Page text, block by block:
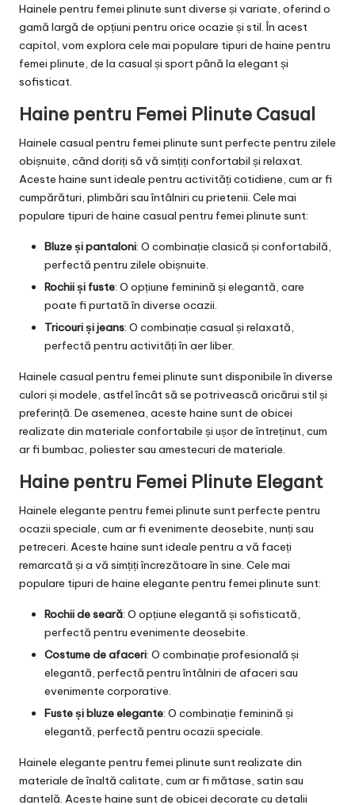
Hainele pentru femei plinute sunt diverse și variate, oferind o
gamă largă de opțiuni pentru orice ocazie și stil. În acest
capitol, vom explora cele mai populare tipuri de haine pentru
femei plinute, de la casual și sport până la elegant și
sofisticat.
Haine pentru Femei Plinute Casual
Hainele casual pentru femei plinute sunt perfecte pentru zilele
obișnuite, când doriți să vă simțiți confortabil și relaxat.
Aceste haine sunt ideale pentru activități cotidiene, cum ar fi
cumpărături, plimbări sau întâlniri cu prietenii. Cele mai
populare tipuri de haine casual pentru femei plinute sunt:
Bluze și pantaloni: O combinație clasică și confortabilă,
perfectă pentru zilele obișnuite.
Rochii și fuste: O opțiune feminină și elegantă, care
poate fi purtată în diverse ocazii.
Tricouri și jeans: O combinație casual și relaxată,
perfectă pentru activități în aer liber.
Hainele casual pentru femei plinute sunt disponibile în diverse
culori și modele, astfel încât să se potrivească oricărui stil și
preferință. De asemenea, aceste haine sunt de obicei
realizate din materiale confortabile și ușor de întreținut, cum
ar fi bumbac, poliester sau amestecuri de materiale.
Haine pentru Femei Plinute Elegant
Hainele elegante pentru femei plinute sunt perfecte pentru
ocazii speciale, cum ar fi evenimente deosebite, nunți sau
petreceri. Aceste haine sunt ideale pentru a vă faceți
remarcată și a vă simțiți încrezătoare în sine. Cele mai
populare tipuri de haine elegante pentru femei plinute sunt:
Rochii de seară: O opțiune elegantă și sofisticată,
perfectă pentru evenimente deosebite.
Costume de afaceri: O combinație profesională și
elegantă, perfectă pentru întâlniri de afaceri sau
evenimente corporative.
Fuste și bluze elegante: O combinație feminină și
elegantă, perfectă pentru ocazii speciale.
Hainele elegante pentru femei plinute sunt realizate din
materiale de înaltă calitate, cum ar fi mătase, satin sau
dantelă. Aceste haine sunt de obicei decorate cu detalii